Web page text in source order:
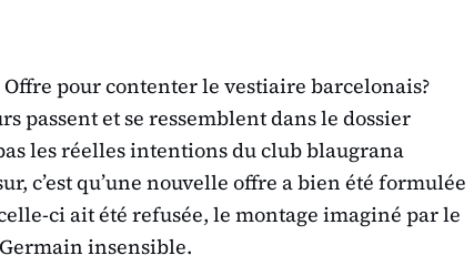
pour contenter le vestiaire barcelonais?
passent et se ressemblent dans le dossier
les réelles intentions du club blaugrana
c’est qu’une nouvelle offre a bien été formulée
ci ait été refusée, le montage imaginé par le
insensible.